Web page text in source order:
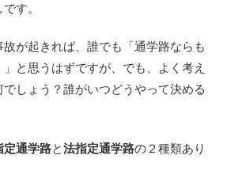
す。
故が起きれば、誰でも「通学路ならも
と思うはずですが、でも、よく考え
しょう？誰がいつどうやって決める
定通学路と法指定通学路の２種類あり